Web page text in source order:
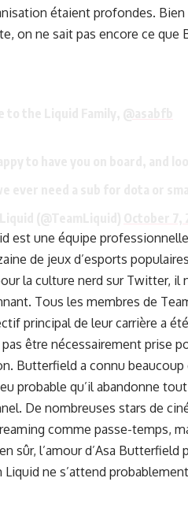
étaient profondes.
on ne sait pas encore ce
est une équipe
de jeux d’esports
la culture nerd sur Twitter, il
Tous les membres de
principal de leur carrière a
être nécessairement prise
Butterfield a connu beaucoup
probable qu’il abandonne
De nombreuses stars de
comme passe-temps,
sûr, l’amour d’Asa
Liquid ne s’attend